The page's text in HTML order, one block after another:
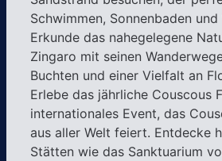
Schwimmen, Sonnenbaden
Erkunde das nahegelegene
Zingaro mit seinen
Buchten und einer Vielfalt an
Erlebe das jährliche Couscous
internationales Event, das
aus aller Welt feiert. Entdecke
Stätten wie das Sanktuarium